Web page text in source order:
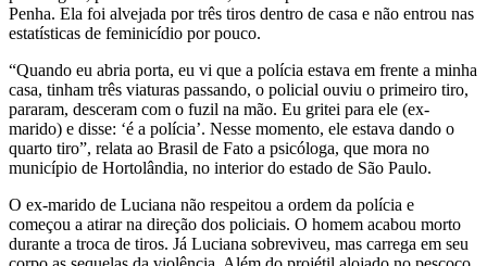
Penha. Ela foi alvejada por três tiros dentro de casa e não entrou nas
estatísticas de feminicídio por pouco.
“Quando eu abria porta, eu vi que a polícia estava em frente a minha
casa, tinham três viaturas passando, o policial ouviu o primeiro tiro,
pararam, desceram com o fuzil na mão. Eu gritei para ele (ex-
marido) e disse: ‘é a polícia’. Nesse momento, ele estava dando o
quarto tiro”, relata ao Brasil de Fato a psicóloga, que mora no
município de Hortolândia, no interior do estado de São Paulo.
O ex-marido de Luciana não respeitou a ordem da polícia e
começou a atirar na direção dos policiais. O homem acabou morto
durante a troca de tiros. Já Luciana sobreviveu, mas carrega em seu